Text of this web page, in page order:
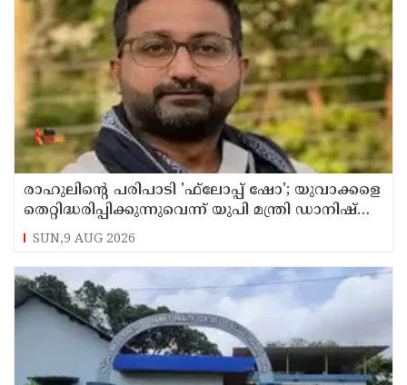
രാഹുലിന്റെ പരിപാടി 'ഫ്‌ലോപ്പ് ഷോ'; യുവാക്കളെ
തെറ്റിദ്ധരിപ്പിക്കുന്നുവെന്ന് യുപി മന്ത്രി ഡാനിഷ്
അന്‍സാരി
SUN,9 AUG 2026